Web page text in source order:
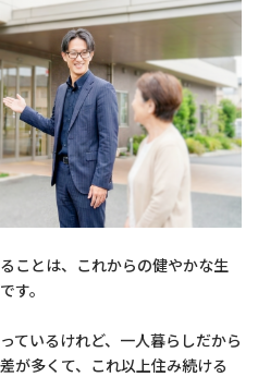
ことは、これからの健やかな生
す。
ているけれど、一人暮らしだから
が多くて、これ以上住み続ける